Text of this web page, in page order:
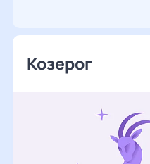
Козерог